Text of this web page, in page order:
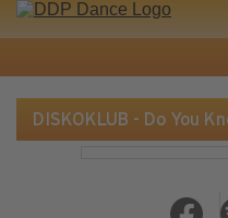
DISKOKLUB - Do You